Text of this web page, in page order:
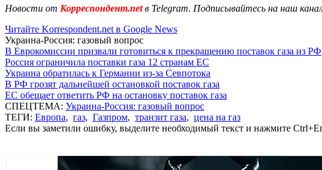
Новости от Корреспондент.netв Telegram. Подписывайтесь на наш
Читайте Korrespondent.net в Google News
Украина-Россия: газовый вопрос
В Еврокомиссии призвали готовиться к прекращению поставок газа из РФ
Россия ограничила поставки газа 12 странам ЕС
Украина обратилась к Германии из-за Севпотока
В РФ грозят дальнейшей остановкой поставок газа
ЕС обещает ответить РФ на остановку поставок газа
СПЕЦТЕМА: Украина-Россия: газовый вопрос
ТЕГИ: Европа, газ, Газпром, транзит газа, цена на газ
Если вы заметили ошибку, выделите необходимый текст и нажмите